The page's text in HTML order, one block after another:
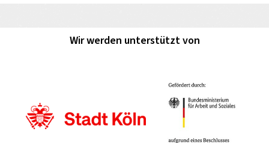
Wir werden unterstützt von